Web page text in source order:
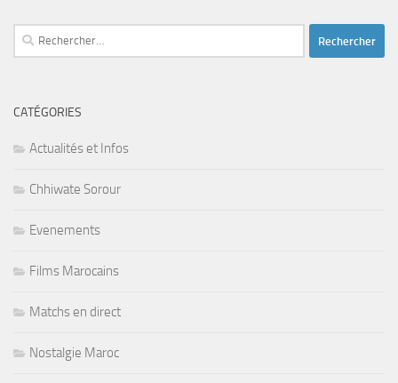
Rechercher :
CATÉGORIES
Actualités et Infos
Chhiwate Sorour
Evenements
Films Marocains
Matchs en direct
Nostalgie Maroc